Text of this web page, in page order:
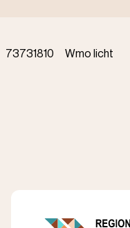
73731810 Wmo licht